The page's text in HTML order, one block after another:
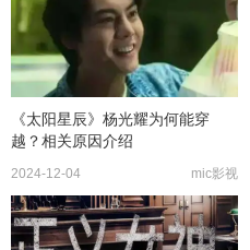
《太阳星辰》杨光耀为何能穿
越？相关原因介绍
2024-12-04 mic影视